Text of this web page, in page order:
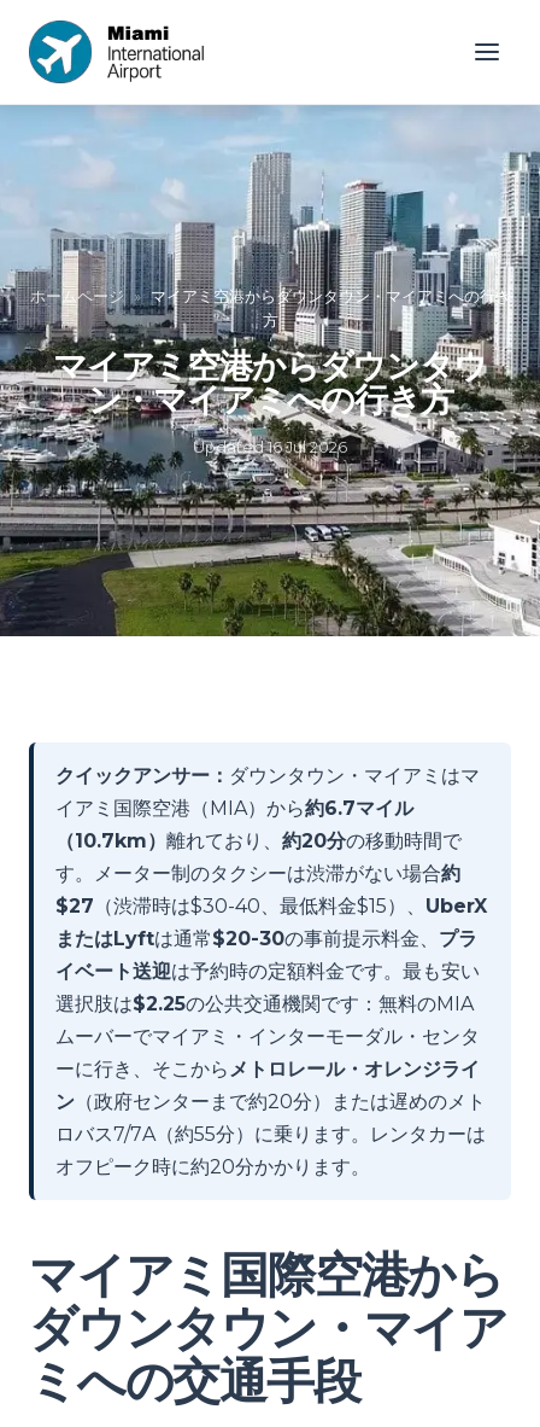
ホームページ » マイアミ空港からダウンタウン・マイアミへの行き
方
マイアミ空港からダウンタウ
ン・マイアミへの行き方
Updated16 Jul 2026
クイックアンサー： ダウンタウン・マイアミはマ
イアミ国際空港（MIA）から約6.7マイル
（10.7km） 離れており、 約20分の移動時間で
す。メーター制のタクシーは渋滞がない場合約
$27 （渋滞時は$30-40、最低料金$15）、 UberX
またはLyftは通常$20-30の事前提示料金、 プラ
イベート送迎は予約時の定額料金です。最も安い
選択肢は$2.25の公共交通機関です：無料のMIA
ムーバーでマイアミ・インターモーダル・センタ
ーに行き、そこからメトロレール・オレンジライ
ン （政府センターまで約20分）または遅めのメト
ロバス7/7A（約55分）に乗ります。レンタカーは
オフピーク時に約20分かかります。
マイアミ国際空港から
ダウンタウン・マイア
ミへの交通手段